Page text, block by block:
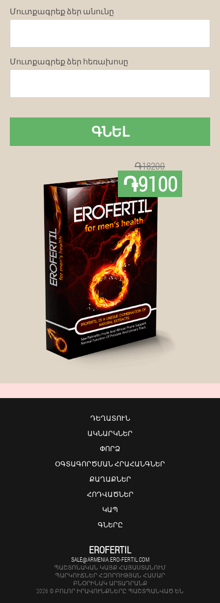
Մուտքագրեք ձեր անունը
Մուտքագրեք ձեր հեռախոսը
ԳՆԵԼ
֏18200
֏9100
ԴԵՂԱՏՈՒՆ
ԱԿՆԱՐԿՆԵՐ
ՓՈՐՁ
ՕԳՏԱԳՈՐԾՄԱՆ ՀՐԱՀԱՆԳՆԵՐ
ՔԱՂԱՔՆԵՐ
ՀՈԴՎԱԾՆԵՐ
ԿԱՊ
ԳՆԵՐԸ
EROFERTIL
SALE@ARMENIA.ERO-FERTIL.COM
ՊԱՇՏՈՆԱԿԱՆ ԿԱՅՔ ՀԱՅԱՍՏԱՆՈՒՄ
ՊԱՐԿՈՒՃՆԵՐ ՀԶՈՐՈՒԹՅԱՆ ՀԱՄԱՐ
ԲՆՕՐԻՆԱԿ ԱՐՏԱԴՐԱՆՔ
2026 © ԲՈԼՈՐ ԻՐԱՎՈՒՆՔՆԵՐԸ ՊԱՇՏՊԱՆՎԱԾ ԵՆ